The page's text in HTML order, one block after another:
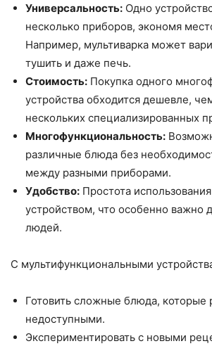
Универсальность: Одно
несколько приборов, экономя
Например, мультиварка может
тушить и даже печь.
Стоимость: Покупка одного
устройства обходится дешевле,
нескольких специализированных
Многофункциональность:
различные блюда без
между разными приборами.
Удобство: Простота
устройством, что особенно важно
людей.
С мультифункциональными
Готовить сложные блюда, которые
недоступными.
Экспериментировать с новыми